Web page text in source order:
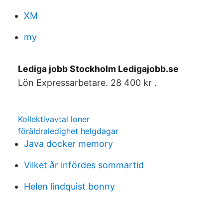
XM
my
Lediga jobb Stockholm Ledigajobb.se
Lön Expressarbetare. 28 400 kr .
Kollektivavtal loner
föräldraledighet helgdagar
Java docker memory
Vilket år infördes sommartid
Helen lindquist bonny